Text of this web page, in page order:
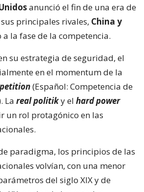
anunció el fin de una era de
principales rivales, China y
a la fase de la competencia.
su estrategia de seguridad, el
en el momentum de la
(Español: Competencia de
La real politiky el hard power
un rol protagónico en las
paradigma, los principios de las
volvían, con una menor
del siglo XIX y de